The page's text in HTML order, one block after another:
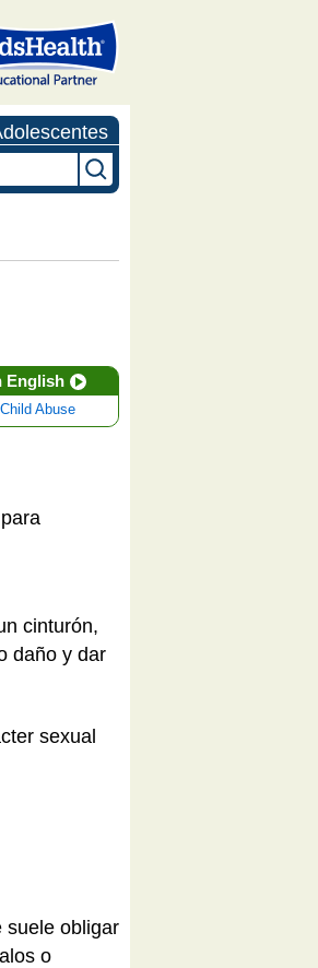
English
Child Abuse
cinturón,
daño y dar
sexual
suele obligar
o